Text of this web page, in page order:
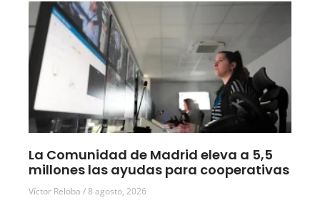
La Comunidad de Madrid eleva a 5,5
millones las ayudas para cooperativas
Víctor Reloba 8 agosto, 2026